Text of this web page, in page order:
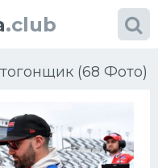
.club
(68 Фото)